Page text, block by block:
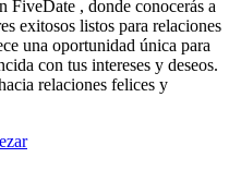
FiveDate , donde conocerás a
exitosos listos para relaciones
una oportunidad única para
con tus intereses y deseos.
relaciones felices y